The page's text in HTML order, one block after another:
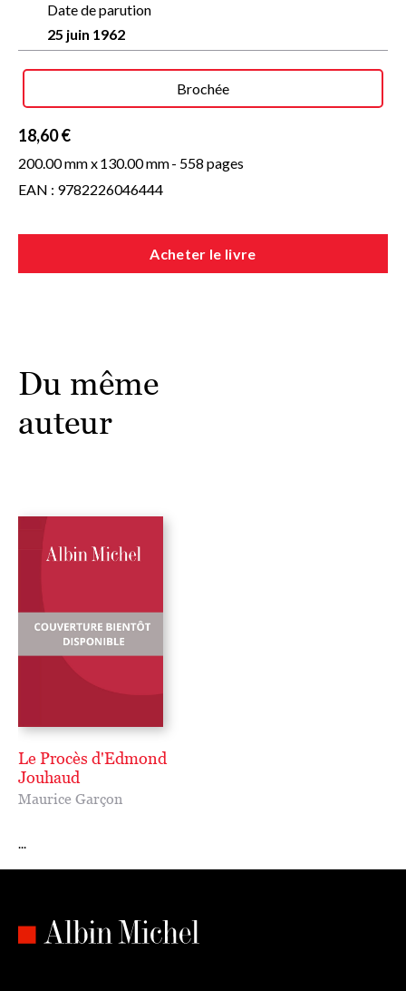
Date de parution
25 juin 1962
Brochée
18,60 €
200.00 mm x130.00 mm- 558 pages
EAN : 9782226046444
Acheter le livre
Du même
auteur
Le Procès d'Edmond
Jouhaud
Maurice Garçon
...